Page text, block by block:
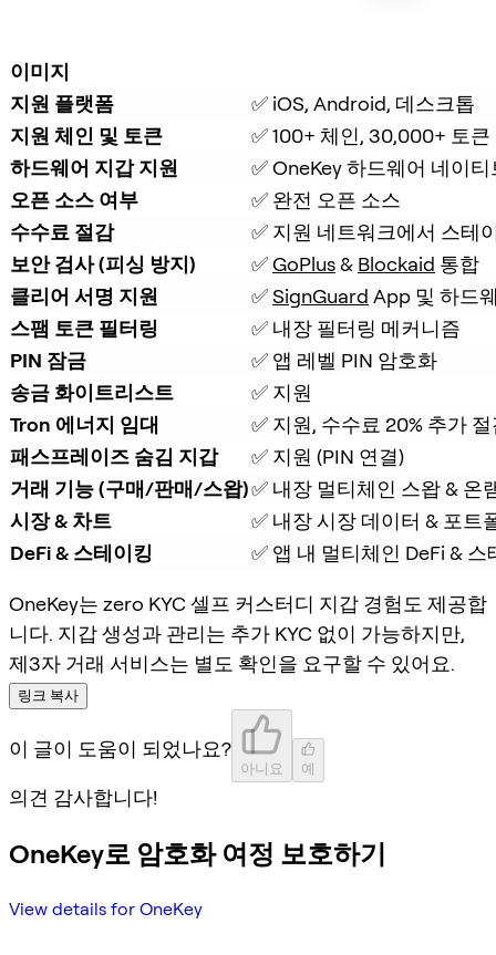
이미지
지원 플랫폼
✅ iOS, Android, 데스크톱
지원 체인 및 토큰
✅ 100+ 체인, 30,000+ 토큰
하드웨어 지갑 지원
✅ OneKey 하드웨어 네이
오픈 소스 여부
✅ 완전 오픈 소스
수수료 절감
✅ 지원 네트워크에서 스테
보안 검사 (피싱 방지)
✅ GoPlus & Blockaid 통합
클리어 서명 지원
✅ SignGuard App 및 하드
스팸 토큰 필터링
✅ 내장 필터링 메커니즘
PIN 잠금
✅ 앱 레벨 PIN 암호화
송금 화이트리스트
✅ 지원
Tron 에너지 임대
✅ 지원, 수수료 20% 추가
패스프레이즈 숨김 지갑
✅ 지원 (PIN 연결)
거래 기능 (구매/판매/스왑)✅ 내장 멀티체인 스왑 & 온
시장 & 차트
✅ 내장 시장 데이터 & 포트
DeFi & 스테이킹
✅ 앱 내 멀티체인 DeFi &
OneKey는 zero KYC 셀프 커스터디 지갑 경험도 제공합
니다. 지갑 생성과 관리는 추가 KYC 없이 가능하지만,
제3자 거래 서비스는 별도 확인을 요구할 수 있어요.
링크 복사
이 글이 도움이 되었나요?
아니요 예
의견 감사합니다!
OneKey로 암호화 여정 보호하기
View details for OneKey